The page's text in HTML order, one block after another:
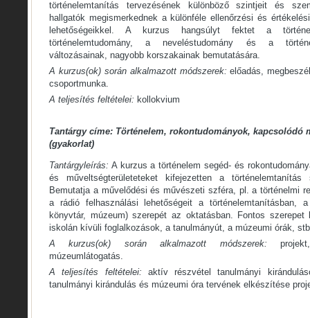
történelemtanítás tervezésének különböző szintjeit és
hallgatók megismerkednek a különféle ellenőrzési és
lehetőségeikkel. A kurzus hangsúlyt fektet a
történelemtudomány, a neveléstudomány és a
változásainak, nagyobb korszakainak bemutatására.
A kurzus(ok) során alkalmazott módszerek:előadás,
csoportmunka.
A teljesítés feltételei: kollokvium
Tantárgy címe: Történelem, rokontudományok, kapcsolódó
(gyakorlat)
Tantárgyleírás: A kurzus a történelem segéd- és
és műveltségterületeteket kifejezetten a történelemtanítás
Bemutatja a művelődési és művészeti szféra, pl. a történelmi
a rádió felhasználási lehetőségeit a történelemtanításban,
könyvtár, múzeum) szerepét az oktatásban. Fontos
iskolán kívüli foglalkozások, a tanulmányút, a múzeumi órák,
A kurzus(ok) során alkalmazott módszerek:
múzeumlátogatás.
A teljesítés feltételei: aktív részvétel tanulmányi
tanulmányi kirándulás és múzeumi óra tervének elkészítése